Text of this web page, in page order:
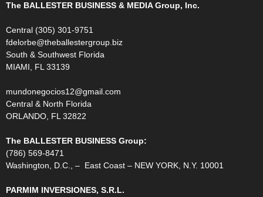
The BALLESTER BUSINESS & MEDIA Group, Inc.
Central (305) 301-9751
fdelorbe@theballestergroup.biz
South & Southwest Florida
MIAMI, FL 33139
mundonegocios12@gmail.com
Central & North Florida
ORLANDO, FL 32822
The BALLESTER BUSINESS Group:
(786) 569-8471
Washington, D.C., – East Coast – NEW YORK, N.Y. 10001
PARMIM INVERSIONES, S.R.L.